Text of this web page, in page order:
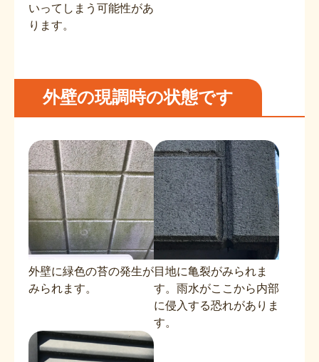
いってしまう可能性があ
ります。
外壁の現調時の状態です
外壁に緑色の苔の発生が
みられます。
目地に亀裂がみられま
す。雨水がここから内部
に侵入する恐れがありま
す。